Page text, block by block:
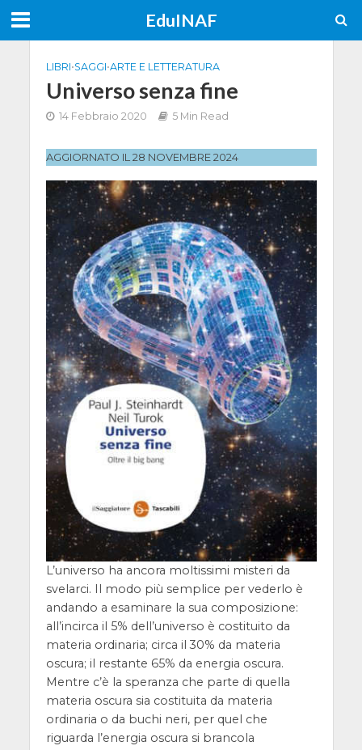
EduINAF
LIBRI•SAGGI•ARTE E LETTERATURA
Universo senza fine
14 Febbraio 2020 5 Min Read
AGGIORNATO IL 28 NOVEMBRE 2024
L’universo ha ancora moltissimi misteri da
svelarci. Il modo più semplice per vederlo è
andando a esaminare la sua composizione:
all’incirca il 5% dell’universo è costituito da
materia ordinaria; circa il 30% da materia
oscura; il restante 65% da energia oscura.
Mentre c’è la speranza che parte di quella
materia oscura sia costituita da materia
ordinaria o da buchi neri, per quel che
riguarda l’energia oscura si brancola